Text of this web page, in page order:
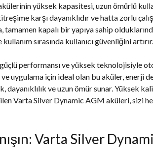
yüksek kapasitesi, uzun ömürlü
karşı dayanıklıdır ve hatta zorlu
kapalı bir yapıya sahip
sırasında kullanıcı güvenliğini artırır.
performansı ve yüksek teknolojisiyle
uygulama için ideal olan bu aküler, enerji
dayanıklılık ve uzun ömür sunar. Yüksek
Varta Silver Dynamic AGM aküleri, sizi
Varta Silver